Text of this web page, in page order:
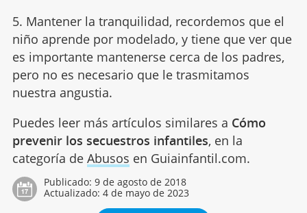
5. Mantener la tranquilidad, recordemos que el
niño aprende por modelado, y tiene que ver que
es importante mantenerse cerca de los padres,
pero no es necesario que le trasmitamos
nuestra angustia.
Puedes leer más artículos similares a Cómo
prevenir los secuestros infantiles, en la
categoría de Abusos en Guiainfantil.com.
Publicado: 9 de agosto de 2018
Actualizado: 4 de mayo de 2023